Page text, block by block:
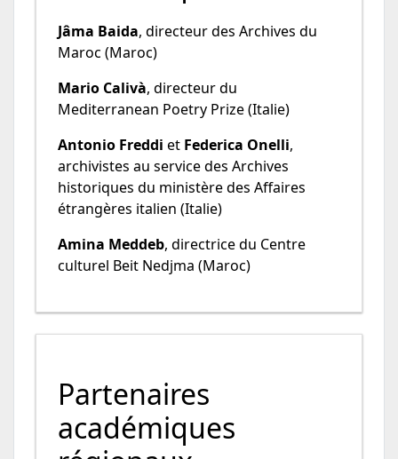
Jâma Baida, directeur des Archives du
Maroc (Maroc)
Mario Calivà, directeur du
Mediterranean Poetry Prize (Italie)
Antonio Freddi et Federica Onelli,
archivistes au service des Archives
historiques du ministère des Affaires
étrangères italien (Italie)
Amina Meddeb, directrice du Centre
culturel Beit Nedjma (Maroc)
Partenaires
académiques